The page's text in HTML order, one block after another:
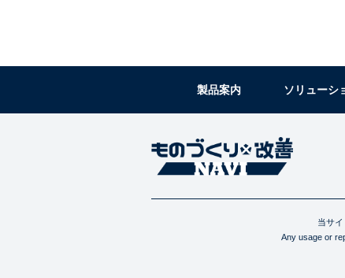
製品案内 ソリューシ
当サ
Any usage or